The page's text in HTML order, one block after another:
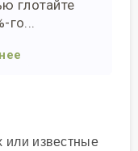
глотайте
го...
или известные